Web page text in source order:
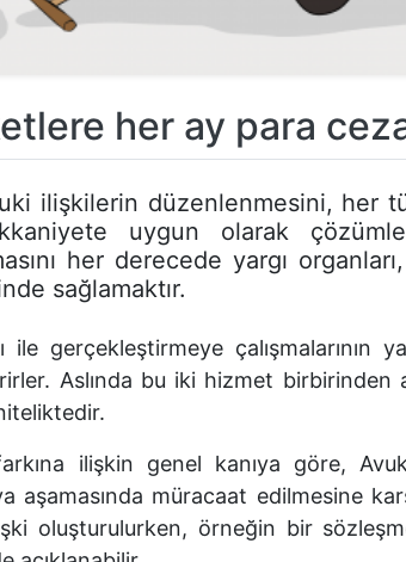
her ay para
ilişkilerin düzenlenmesini, her
uygun olarak
her derecede yargı
sağlamaktır.
gerçekleştirmeye çalışmalarının
Aslında bu iki hizmet birbirinden
ilişkin genel kanıya göre,
aşamasında müracaat edilmesine
oluşturulurken, örneğin bir